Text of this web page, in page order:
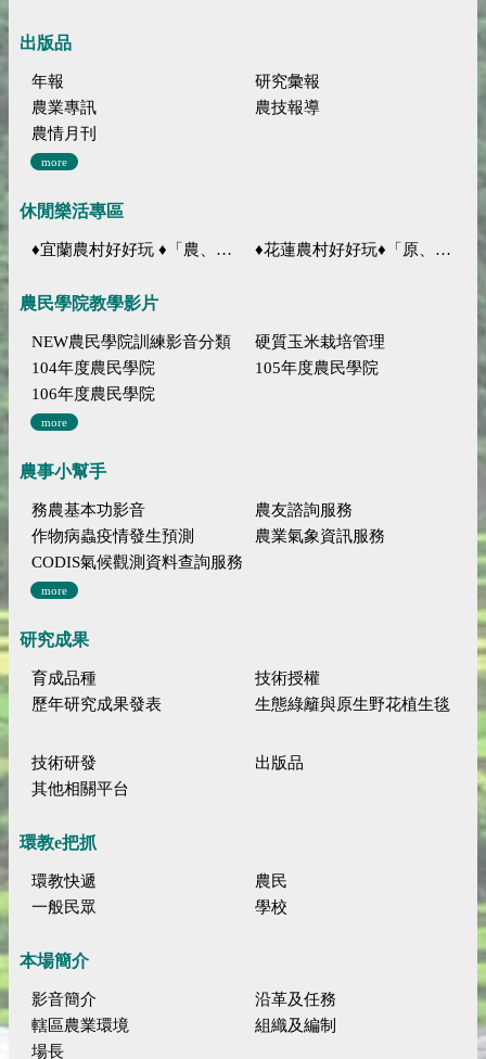
出版品
年報
研究彙報
農業專訊
農技報導
農情月刊
more
休閒樂活專區
♦宜蘭農村好好玩 ♦「農、藝、山、水」四條遊程推薦 ♦花蓮農村好好玩♦「原、生、慢、活」四條遊程推薦
農民學院教學影片
NEW農民學院訓練影音分類
硬質玉米栽培管理
104年度農民學院
105年度農民學院
106年度農民學院
more
農事小幫手
務農基本功影音
農友諮詢服務
作物病蟲疫情發生預測
農業氣象資訊服務
CODIS氣候觀測資料查詢服務
more
研究成果
育成品種
技術授權
歷年研究成果發表
生態綠籬與原生野花植生毯
技術研發
出版品
其他相關平台
環教e把抓
環教快遞
農民
一般民眾
學校
本場簡介
影音簡介
沿革及任務
轄區農業環境
組織及編制
場長